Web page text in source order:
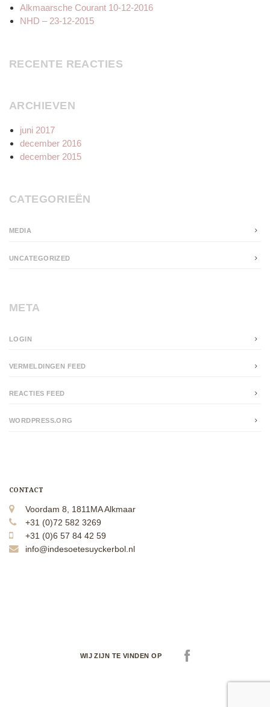
Alkmaarsche Courant 10-12-2016
NHD – 23-12-2015
RECENTE REACTIES
ARCHIEVEN
juni 2017
december 2016
december 2015
CATEGORIEËN
MEDIA
UNCATEGORIZED
META
LOGIN
VERMELDINGEN FEED
REACTIES FEED
WORDPRESS.ORG
CONTACT
Voordam 8, 1811MA Alkmaar
+31 (0)72 582 3269
+31 (0)6 57 84 42 59
info@indesoetesuyckerbol.nl
WIJ ZIJN TE VINDEN OP